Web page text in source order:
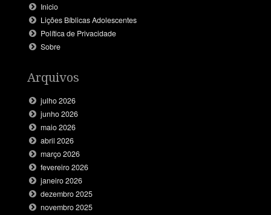
Inicio
Lições Bíblicas Adolescentes
Política de Privacidade
Sobre
Arquivos
julho 2026
junho 2026
maio 2026
abril 2026
março 2026
fevereiro 2026
janeiro 2026
dezembro 2025
novembro 2025